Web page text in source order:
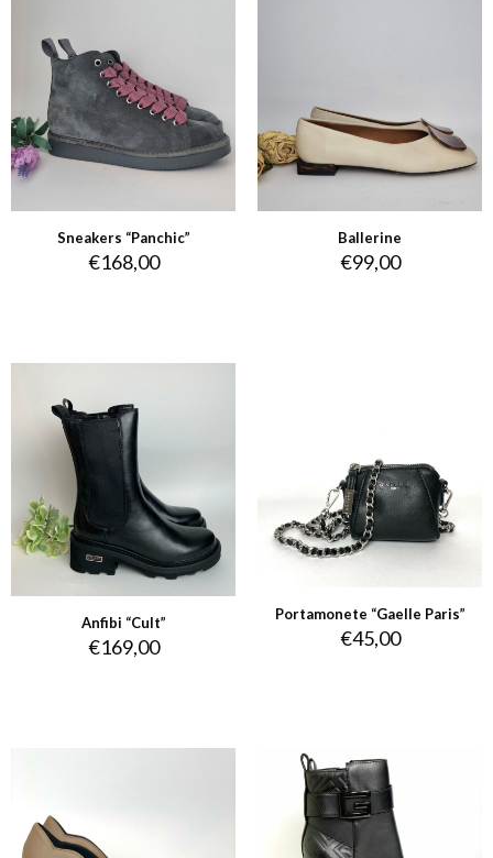
Sneakers “Panchic”
€168,00
Ballerine
€99,00
Anfibi “Cult”
€169,00
Portamonete “Gaelle Paris”
€45,00